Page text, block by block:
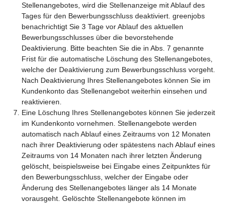
Stellenangebotes, wird die Stellenanzeige mit Ablauf des
Tages für den Bewerbungsschluss deaktiviert. greenjobs
benachrichtigt Sie 3 Tage vor Ablauf des aktuellen
Bewerbungsschlusses über die bevorstehende
Deaktivierung. Bitte beachten Sie die in Abs. 7 genannte
Frist für die automatische Löschung des Stellenangebotes,
welche der Deaktivierung zum Bewerbungsschluss vorgeht.
Nach Deaktivierung Ihres Stellenangebotes können Sie im
Kundenkonto das Stellenangebot weiterhin einsehen und
reaktivieren.
Eine Löschung Ihres Stellenangebotes können Sie jederzeit
im Kundenkonto vornehmen. Stellenangebote werden
automatisch nach Ablauf eines Zeitraums von 12 Monaten
nach ihrer Deaktivierung oder spätestens nach Ablauf eines
Zeitraums von 14 Monaten nach ihrer letzten Änderung
gelöscht, beispielsweise bei Eingabe eines Zeitpunktes für
den Bewerbungsschluss, welcher der Eingabe oder
Änderung des Stellenangebotes länger als 14 Monate
vorausgeht. Gelöschte Stellenangebote können im